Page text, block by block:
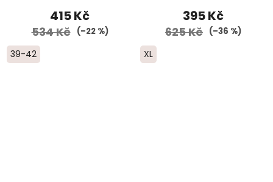
415 Kč
534 Kč (–22 %)
39-42
395 Kč
625 Kč (–36 %)
XL